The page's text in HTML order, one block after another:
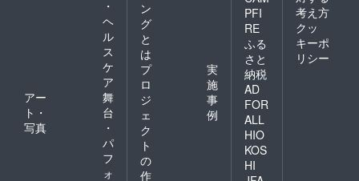
・
ヘ
ル
ス
ケ
ア
アー
ト・
写真
舞
台
・
パ
フ
ォ
ン
グ
と
は
プ
ロ
ジ
ェ
ク
ト
の
作
実
施
事
例
PFI
RE
ふる
さと
納税
AD
FOR
ALL
HIO
KOS
HI
考え方
クッ
キーポ
リシー